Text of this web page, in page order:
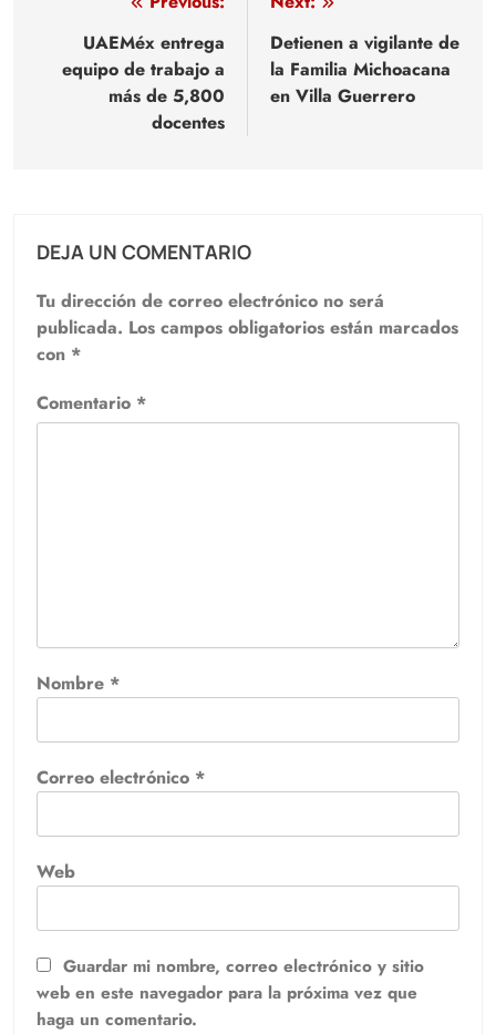
entradas
UAEMéx entrega
equipo de trabajo a
más de 5,800
docentes
Detienen a vigilante de
la Familia Michoacana
en Villa Guerrero
DEJA UN COMENTARIO
Tu dirección de correo electrónico no será
publicada. Los campos obligatorios están marcados
con *
Comentario *
Nombre *
Correo electrónico *
Web
Guardar mi nombre, correo electrónico y sitio
web en este navegador para la próxima vez que
haga un comentario.